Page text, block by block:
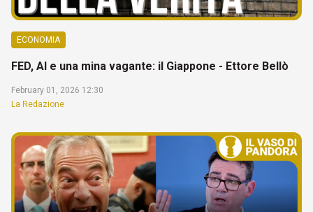
ECONOMIA
FED, AI e una mina vagante: il Giappone - Ettore Bellò
February 01, 2026 12:30
La Redazione